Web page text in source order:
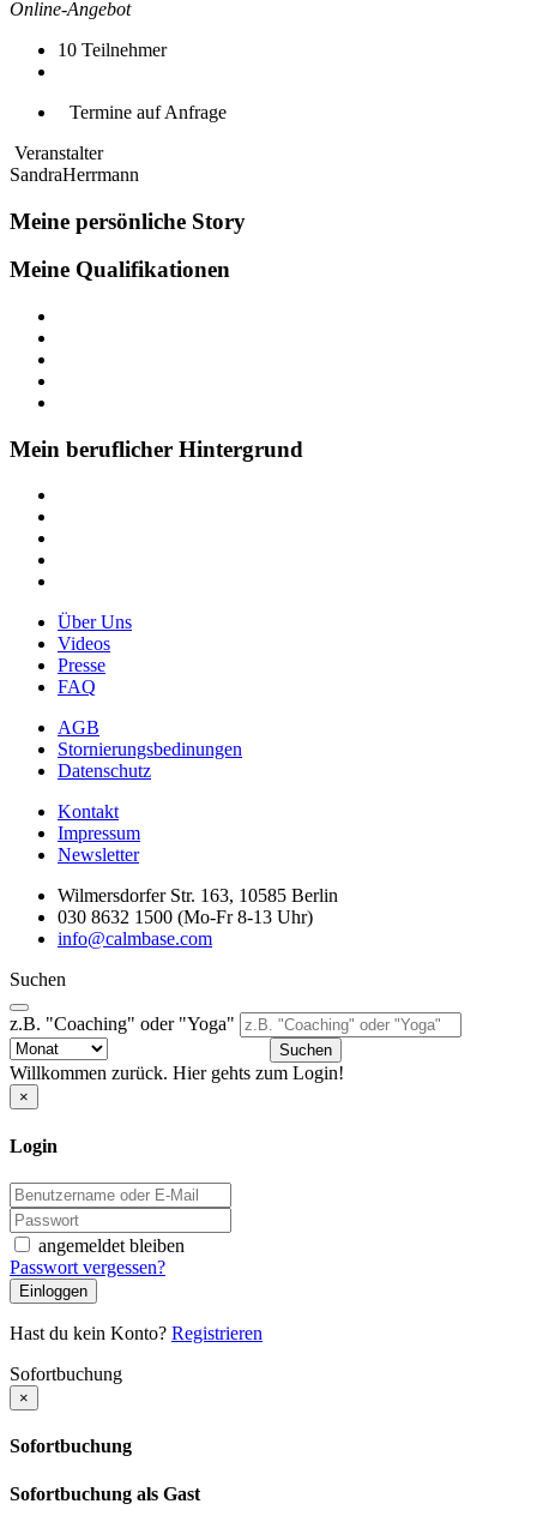
Online-Angebot
10 Teilnehmer
Termine auf Anfrage
Veranstalter
SandraHerrmann
Meine persönliche Story
Meine Qualifikationen
Mein beruflicher Hintergrund
Über Uns
Videos
Presse
FAQ
AGB
Stornierungsbedinungen
Datenschutz
Kontakt
Impressum
Newsletter
Wilmersdorfer Str. 163, 10585 Berlin
030 8632 1500 (Mo-Fr 8-13 Uhr)
info@calmbase.com
Suchen
z.B. "Coaching" oder "Yoga"
Suchen
Willkommen zurück. Hier gehts zum Login!
×
Login
angemeldet bleiben
Passwort vergessen?
Einloggen
Hast du kein Konto? Registrieren
Sofortbuchung
×
Sofortbuchung
Sofortbuchung als Gast